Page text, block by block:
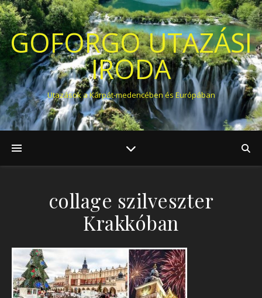
GOFORGO UTAZÁSI
IRODA
Utazások a Kárpát-medencében és Európában
collage szilveszter
Krakkóban